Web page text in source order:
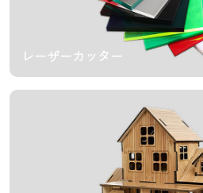
レーザーカッター